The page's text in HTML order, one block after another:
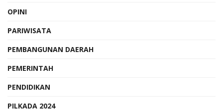
OPINI
PARIWISATA
PEMBANGUNAN DAERAH
PEMERINTAH
PENDIDIKAN
PILKADA 2024